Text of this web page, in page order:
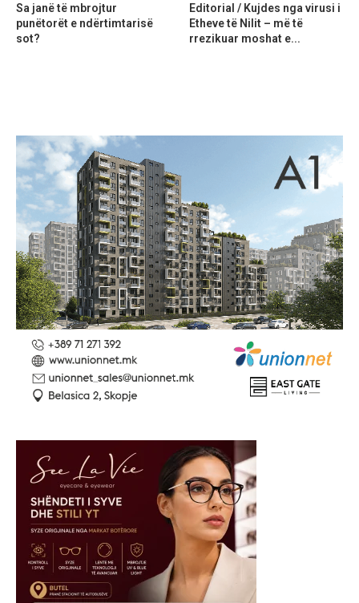
Sa janë të mbrojtur
punëtorët e ndërtimtarisë
sot?
Editorial / Kujdes nga virusi i
Etheve të Nilit – më të
rrezikuar moshat e...